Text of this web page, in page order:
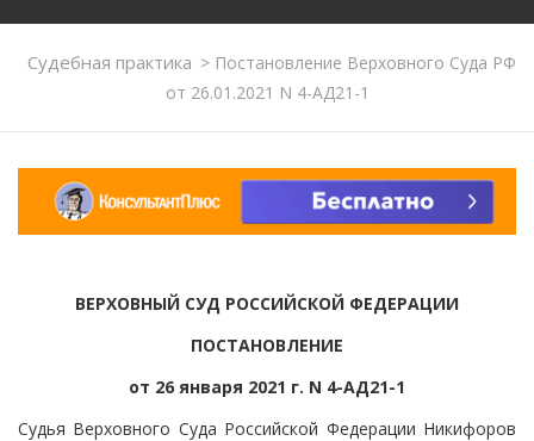
Судебная практика >Постановление Верховного Суда РФ
от 26.01.2021 N 4-АД21-1
ВЕРХОВНЫЙ СУД РОССИЙСКОЙ ФЕДЕРАЦИИ
ПОСТАНОВЛЕНИЕ
от 26 января 2021 г. N 4-АД21-1
Судья Верховного Суда Российской Федерации Никифоров